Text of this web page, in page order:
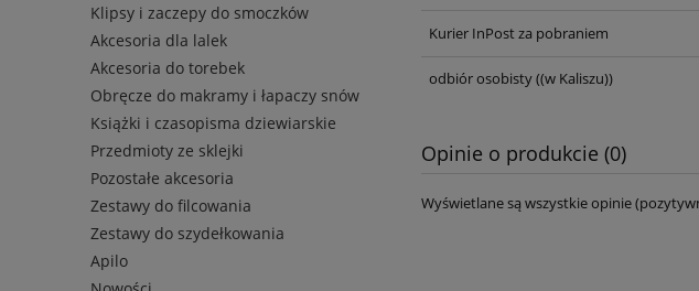
Klipsy i zaczepy do smoczków
Akcesoria dla lalek
Akcesoria do torebek
Obręcze do makramy i łapaczy snów
Książki i czasopisma dziewiarskie
Przedmioty ze sklejki
Pozostałe akcesoria
Zestawy do filcowania
Zestawy do szydełkowania
Apilo
Kurier InPost za pobraniem
odbiór osobisty((w Kaliszu))
Opinie o produkcie (0)
Wyświetlane są wszystkie opinie